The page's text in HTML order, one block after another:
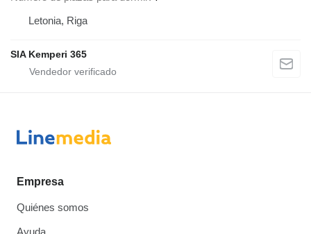
Letonia, Riga
SIA Kemperi 365
Empresa
Quiénes somos